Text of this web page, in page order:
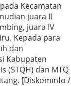
Kecamatan
juara II
juara IV
Kepada para
dan
Kabupaten
(STQH) dan MTQ
[Diskominfo /